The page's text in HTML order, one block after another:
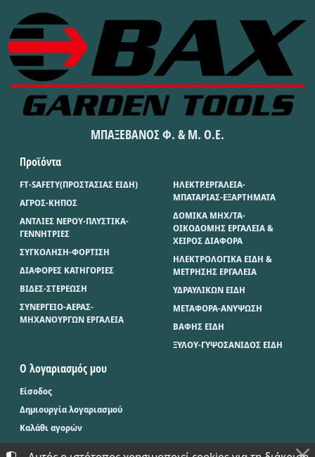
ΜΠΑΞΕΒΑΝΟΣ Φ. & Μ. Ο.Ε.
Προϊόντα
FT-SAFETY(ΠΡΟΣΤΑΣΙΑΣ ΕΙΔΗ)
ΑΓΡΟΣ-ΚΗΠΟΣ
ΑΝΤΛΙΕΣ ΝΕΡΟΥ-ΠΛΥΣΤΙΚΑ-
ΓΕΝΝΗΤΡΙΕΣ
ΣΥΓΚΟΛΗΣΗ-ΦΟΡΤΙΣΗ
ΔΙΑΦΟΡΕΣ ΚΑΤΗΓΟΡΙΕΣ
ΒΙΔΕΣ-ΣΤΕΡΕΩΣΗ
ΣΥΝΕΡΓΕΙΟ-ΑΕΡΑΣ-
ΜΗΧΑΝΟΥΡΓΩΝ ΕΡΓΑΛΕΙΑ
ΗΛΕΚΤΡ.ΕΡΓΑΛΕΙΑ-
ΜΠΑΤΑΡΙΑΣ-ΕΞΑΡΤΗΜΑΤΑ
ΔΟΜΙΚΑ ΜΗΧ/ΤΑ-
ΟΙΚΟΔΟΜΗΣ ΕΡΓΑΛΕΙΑ &
ΧΕΙΡΟΣ ΔΙΑΦΟΡΑ
ΗΛΕΚΤΡΟΛΟΓΙΚΑ ΕΙΔΗ &
ΜΕΤΡΗΣΗΣ ΕΡΓΑΛΕΙΑ
ΥΔΡΑΥΛΙΚΩΝ ΕΙΔΗ
ΜΕΤΑΦΟΡΑ-ΑΝΥΨΩΣΗ
ΒΑΦΗΣ ΕΙΔΗ
ΞΥΛΟΥ-ΓΥΨΟΣΑΝΙΔΟΣ ΕΙΔΗ
Ο λογαριασμός μου
Είσοδος
Δημιουργία λογαριασμού
Καλάθι αγορών